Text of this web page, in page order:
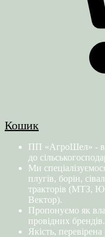
Кошик
ПП «АгроШел» -
до
Ми
плугів, борін,
тракторів (МТЗ,
Вектор).
Пропонуємо як
провідних брендів.
Якість,